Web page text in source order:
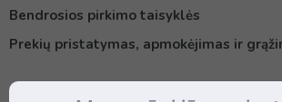
Bendrosios pirkimo taisyklės
Prekių pristatymas, apmokėjimas ir